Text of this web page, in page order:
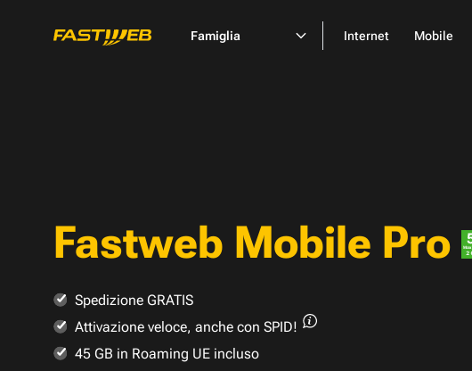
Famiglia Internet Mobile
Fastweb Mobile Pro
Spedizione GRATIS
Attivazione veloce, anche con SPID!
45 GB in Roaming UE incluso